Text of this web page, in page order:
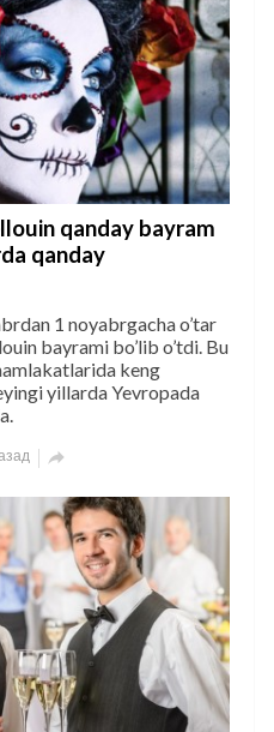
qanday bayram
qanday
1 noyabrgacha o’tar
bayrami bo’lib o’tdi. Bu
keng
yillarda Yevropada
